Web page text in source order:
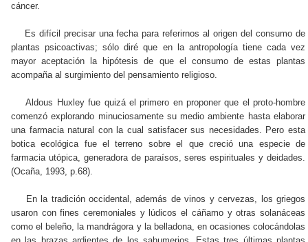
cáncer.
Es difícil precisar una fecha para referirnos al origen del consumo de
plantas psicoactivas; sólo diré que en la antropología tiene cada vez
mayor aceptación la hipótesis de que el consumo de estas plantas
acompaña al surgimiento del pensamiento religioso.
Aldous Huxley fue quizá el primero en proponer que el proto-hombre
comenzó explorando minuciosamente su medio ambiente hasta elaborar
una farmacia natural con la cual satisfacer sus necesidades. Pero esta
botica ecológica fue el terreno sobre el que creció una especie de
farmacia utópica, generadora de paraísos, seres espirituales y deidades.
(Ocaña, 1993, p.68).
En la tradición occidental, además de vinos y cervezas, los griegos
usaron con fines ceremoniales y lúdicos el cáñamo y otras solanáceas
como el beleño, la mandrágora y la belladona, en ocasiones colocándolas